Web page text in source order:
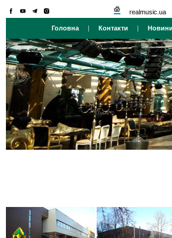
realmusic.ua
Головна | Контакти | Новини